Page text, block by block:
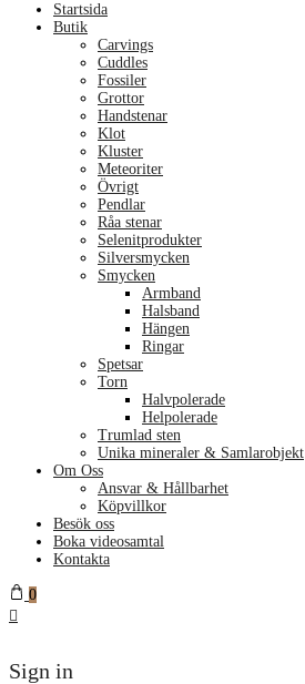
Startsida
Butik
Carvings
Cuddles
Fossiler
Grottor
Handstenar
Klot
Kluster
Meteoriter
Övrigt
Pendlar
Råa stenar
Selenitprodukter
Silversmycken
Smycken
Armband
Halsband
Hängen
Ringar
Spetsar
Torn
Halvpolerade
Helpolerade
Trumlad sten
Unika mineraler & Samlarobjekt
Om Oss
Ansvar & Hållbarhet
Köpvillkor
Besök oss
Boka videosamtal
Kontakta
0
Sign in